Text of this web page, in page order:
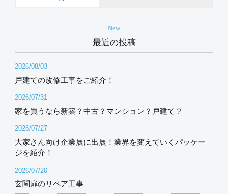
New
最近の投稿
2026/08/03
戸建ての改修工事をご紹介！
2026/07/31
家を買うなら新築？中古？マンション？戸建て？
2026/07/27
大家さん向け企業展に出展！業界を変えていくパッケー
ジを紹介！
2026/07/20
玄関扉のリペア工事